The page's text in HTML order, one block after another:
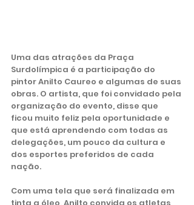
Uma das atrações da Praça
Surdolímpica é a participação do
pintor Anilto Caureo e algumas de suas
obras. O artista, que foi convidado pela
organização do evento, disse que
ficou muito feliz pela oportunidade e
que está aprendendo com todas as
delegações, um pouco da cultura e
dos esportes preferidos de cada
nação.
Com uma tela que será finalizada em
tinta a óleo, Anilto convida os atletas